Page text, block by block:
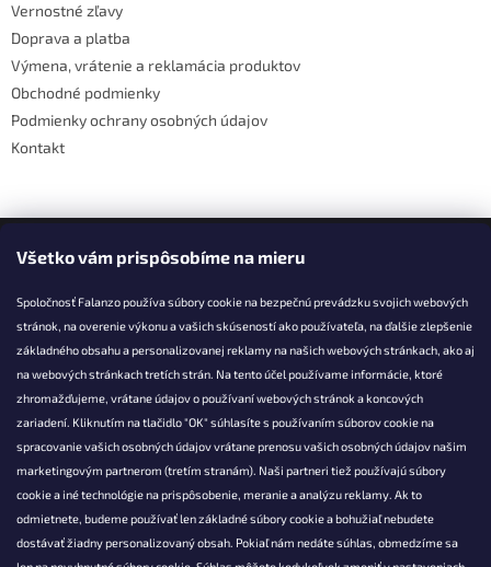
Všetko vám prispôsobíme na mieru
Spoločnosť Falanzo používa súbory cookie na bezpečnú prevádzku svojich webových
stránok, na overenie výkonu a vašich skúseností ako používateľa, na ďalšie zlepšenie
základného obsahu a personalizovanej reklamy na našich webových stránkach, ako aj
na webových stránkach tretích strán. Na tento účel používame informácie, ktoré
zhromažďujeme, vrátane údajov o používaní webových stránok a koncových
zariadení. Kliknutím na tlačidlo "OK" súhlasíte s používaním súborov cookie na
spracovanie vašich osobných údajov vrátane prenosu vašich osobných údajov našim
marketingovým partnerom (tretím stranám). Naši partneri tiež používajú súbory
cookie a iné technológie na prispôsobenie, meranie a analýzu reklamy. Ak to
odmietnete, budeme používať len základné súbory cookie a bohužiaľ nebudete
dostávať žiadny personalizovaný obsah. Pokiaľ nám nedáte súhlas, obmedzíme sa
y
p
Vernostné zľavy
Doprava a platba
Výmena, vrátenie a reklamácia produktov
Obchodné podmienky
Podmienky ochrany osobných údajov
Kontakt
Facebook
KONTAKT
info@falanzo.sk
Falanzo.sk
FalanzoSK